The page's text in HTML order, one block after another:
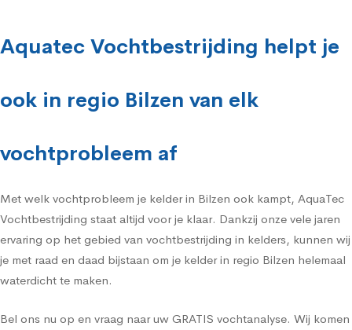
Aquatec Vochtbestrijding helpt je
ook in regio Bilzen van elk
vochtprobleem af
Met welk vochtprobleem je kelder in Bilzen ook kampt, AquaTec
Vochtbestrijding staat altijd voor je klaar. Dankzij onze vele jaren
ervaring op het gebied van vochtbestrijding in kelders, kunnen wij
je met raad en daad bijstaan om je kelder in regio Bilzen helemaal
waterdicht te maken.
Bel ons nu op en vraag naar uw GRATIS vochtanalyse. Wij komen